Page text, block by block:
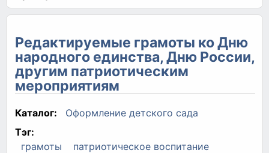
Редактируемые грамоты ко Дню
народного единства, Дню России,
другим патриотическим
мероприятиям
Каталог:
Оформление детского сада
Тэг:
грамоты
патриотическое воспитание